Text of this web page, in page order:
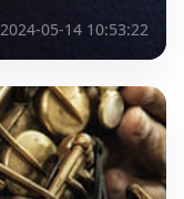
2024-05-14 10:53:22